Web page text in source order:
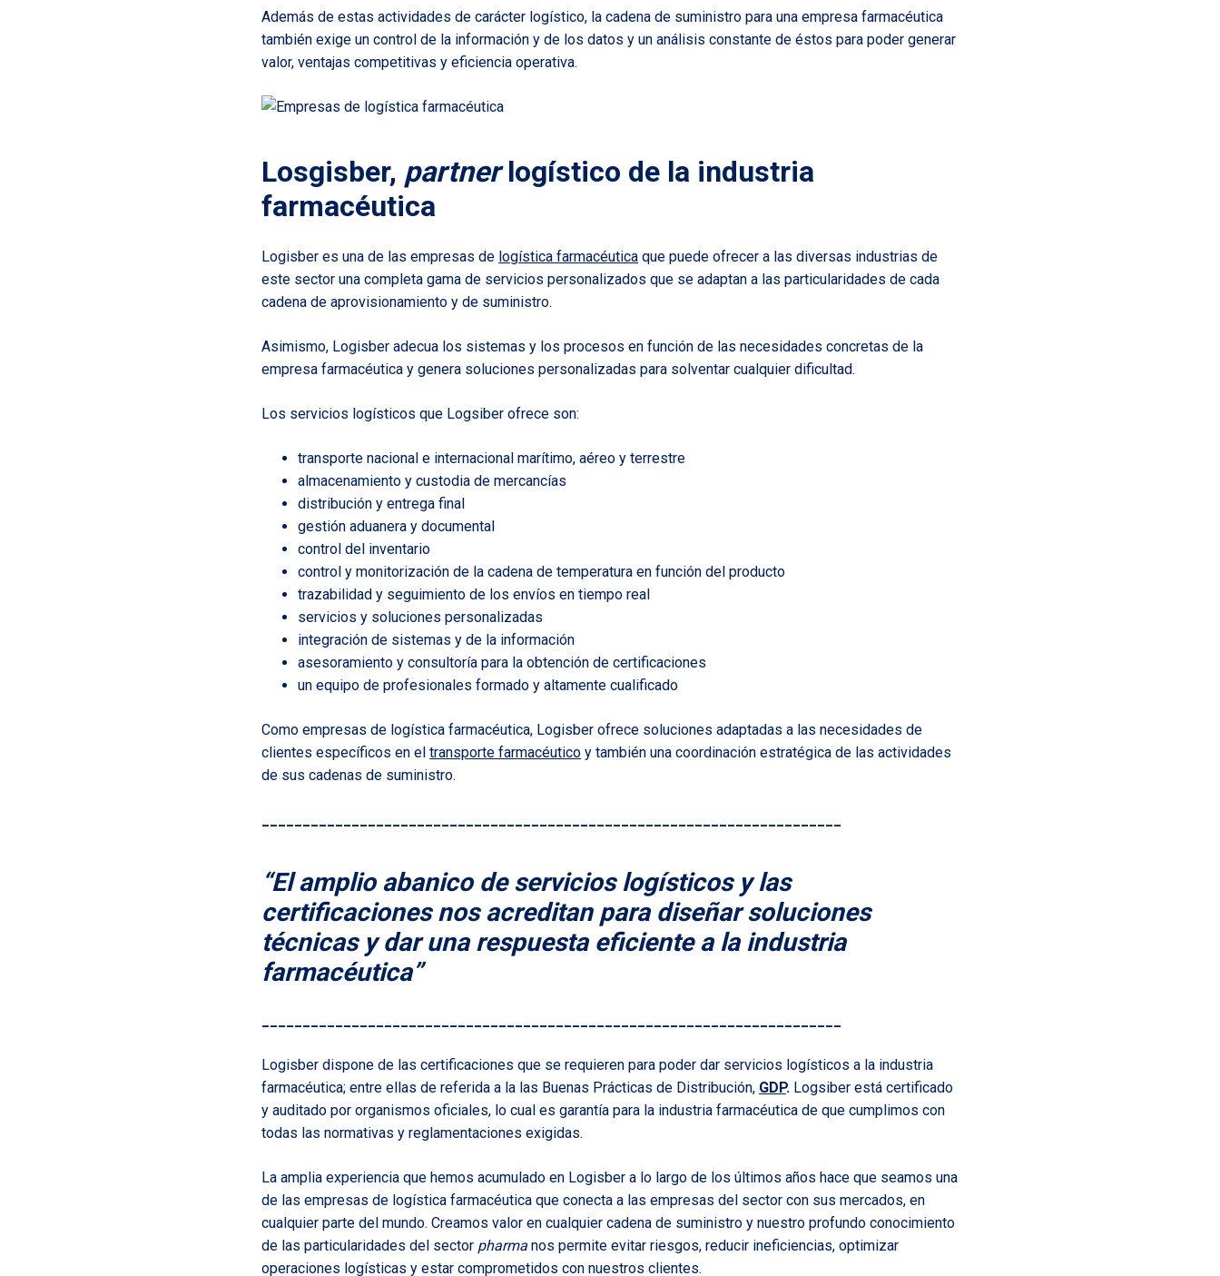
Además de estas actividades de carácter logístico, la cadena de suministro para una empresa farmacéutica
también exige un control de la información y de los datos y un análisis constante de éstos para poder generar
valor, ventajas competitivas y eficiencia operativa.
Losgisber, partnerlogístico de la industria
farmacéutica
Logisber es una de las empresas de logística farmacéutica que puede ofrecer a las diversas industrias de
este sector una completa gama de servicios personalizados que se adaptan a las particularidades de cada
cadena de aprovisionamiento y de suministro.
Asimismo, Logisber adecua los sistemas y los procesos en función de las necesidades concretas de la
empresa farmacéutica y genera soluciones personalizadas para solventar cualquier dificultad.
Los servicios logísticos que Logsiber ofrece son:
transporte nacional e internacional marítimo, aéreo y terrestre
almacenamiento y custodia de mercancías
distribución y entrega final
gestión aduanera y documental
control del inventario
control y monitorización de la cadena de temperatura en función del producto
trazabilidad y seguimiento de los envíos en tiempo real
servicios y soluciones personalizadas
integración de sistemas y de la información
asesoramiento y consultoría para la obtención de certificaciones
un equipo de profesionales formado y altamente cualificado
Como empresas de logística farmacéutica, Logisber ofrece soluciones adaptadas a las necesidades de
clientes específicos en el transporte farmacéutico y también una coordinación estratégica de las actividades
de sus cadenas de suministro.
“El amplio abanico de servicios logísticos y las
certificaciones nos acreditan para diseñar soluciones
técnicas y dar una respuesta eficiente a la industria
farmacéutica”
Logisber dispone de las certificaciones que se requieren para poder dar servicios logísticos a la industria
farmacéutica; entre ellas de referida a la las Buenas Prácticas de Distribución, GDP. Logsiber está certificado
y auditado por organismos oficiales, lo cual es garantía para la industria farmacéutica de que cumplimos con
todas las normativas y reglamentaciones exigidas.
La amplia experiencia que hemos acumulado en Logisber a lo largo de los últimos años hace que seamos una
de las empresas de logística farmacéutica que conecta a las empresas del sector con sus mercados, en
cualquier parte del mundo. Creamos valor en cualquier cadena de suministro y nuestro profundo conocimiento
de las particularidades del sector pharma nos permite evitar riesgos, reducir ineficiencias, optimizar
operaciones logísticas y estar comprometidos con nuestros clientes.